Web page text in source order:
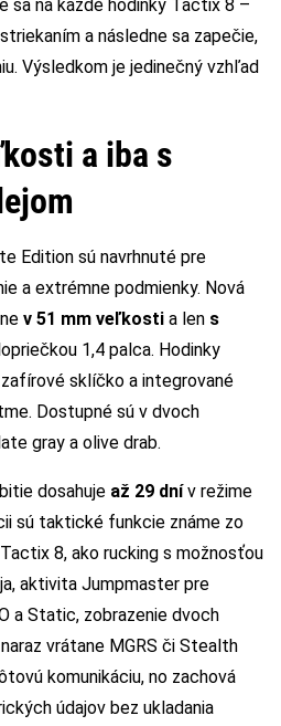
sa na každé hodinky Tactix 8 –
a následne sa zapečie,
Výsledkom je jedinečný vzhľad
a iba s
Edition sú navrhnuté pre
a extrémne podmienky. Nová
v 51 mm veľkosti a len s
1,4 palca. Hodinky
sklíčko a integrované
Dostupné sú v dvoch
gray a olive drab.
dosahuje až 29 dnív režime
sú taktické funkcie známe zo
8, ako rucking s možnosťou
aktivita Jumpmaster pre
a Static, zobrazenie dvoch
vrátane MGRS či Stealth
komunikáciu, no zachová
údajov bez ukladania